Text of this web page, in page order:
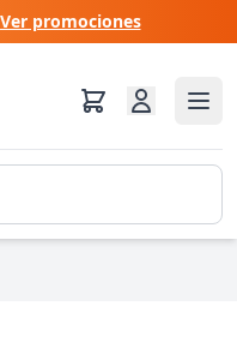
Ver promociones